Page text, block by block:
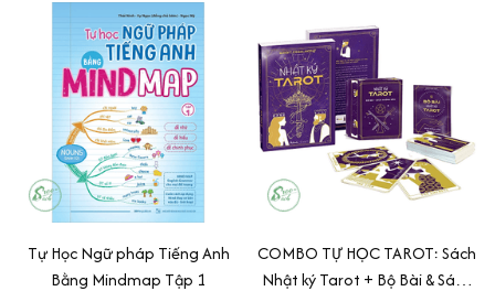
Tự Học Ngữ pháp Tiếng Anh
Bằng Mindmap Tập 1
COMBO TỰ HỌC TAROT: Sách
Nhật ký Tarot + Bộ Bài & Sách